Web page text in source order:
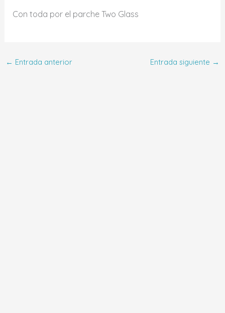
Con toda por el parche Two Glass
← Entrada anterior Entrada siguiente →